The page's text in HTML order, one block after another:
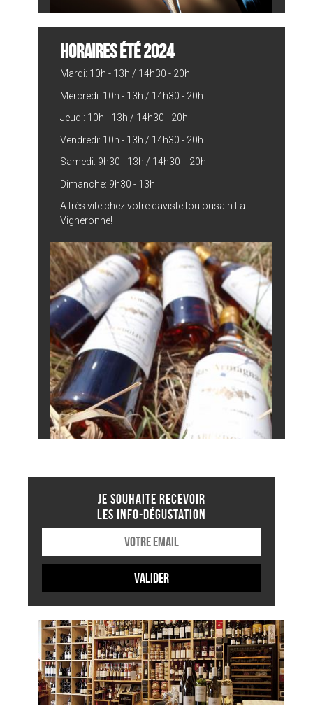
HORAIRES ÉTÉ 2024
Mardi: 10h - 13h / 14h30 - 20h
Mercredi: 10h - 13h / 14h30 - 20h
Jeudi: 10h - 13h / 14h30 - 20h
Vendredi: 10h - 13h / 14h30 - 20h
Samedi: 9h30 - 13h / 14h30 - 20h
Dimanche: 9h30 - 13h
A très vite chez votre caviste toulousain La
Vigneronne!
JE SOUHAITE RECEVOIR
LES INFO-DÉGUSTATION